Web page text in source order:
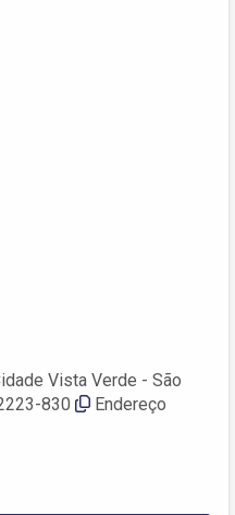
Vista Verde - São
830
Endereço